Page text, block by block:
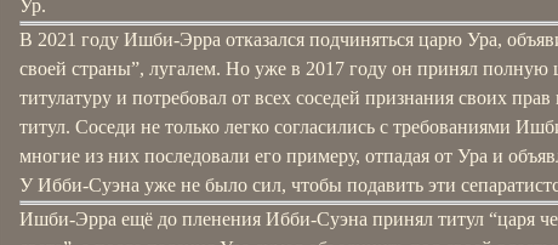
Ур.
В 2021 году Ишби-Эрра отказался подчиняться царю Ура,
своей страны”, лугалем. Но уже в 2017 году он принял полную
титулатуру и потребовал от всех соседей признания своих
титул. Соседи не только легко согласились с требованиями
многие из них последовали его примеру, отпадая от Ура и
У Ибби-Суэна уже не было сил, чтобы подавить эти
Ишби-Эрра ещё до пленения Ибби-Суэна принял титул “царя